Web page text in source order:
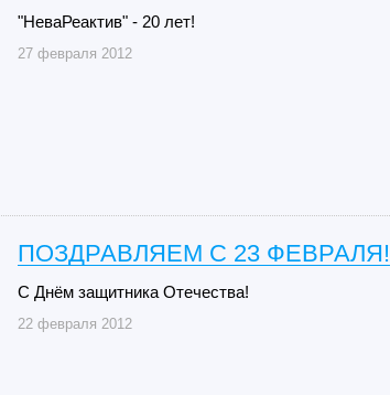
"НеваРеактив" - 20 лет!
27 февраля 2012
ПОЗДРАВЛЯЕМ С 23 ФЕВРАЛЯ!
C Днём защитника Отечества!
22 февраля 2012